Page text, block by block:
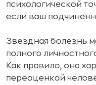
психологической
если ваш
Звездная болезнь
полного
Как правило, она
переоценкой